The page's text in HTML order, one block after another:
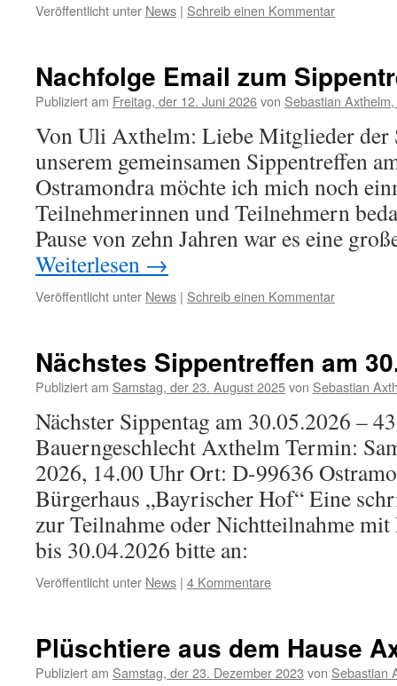
Veröffentlicht unter News | Schreib einen Kommentar
Nachfolge Email zum
Publiziert am Freitag, der 12. Juni 2026von Sebastian
Von Uli Axthelm: Liebe Mitglieder der
unserem gemeinsamen Sippentreffen
Ostramondra möchte ich mich noch
Teilnehmerinnen und Teilnehmern
Pause von zehn Jahren war es eine
Weiterlesen →
Veröffentlicht unter News | Schreib einen Kommentar
Nächstes Sippentreffen am
Publiziert am Samstag, der 23. August 2025von Sebastian
Nächster Sippentag am 30.05.2026 –
Bauerngeschlecht Axthelm Termin:
2026, 14.00 Uhr Ort: D-99636
Bürgerhaus „Bayrischer Hof“ Eine
zur Teilnahme oder Nichtteilnahme
bis 30.04.2026 bitte an:
Veröffentlicht unter News | 4 Kommentare
Plüschtiere aus dem Hause
Publiziert am Samstag, der 23. Dezember 2023 von Sebastian